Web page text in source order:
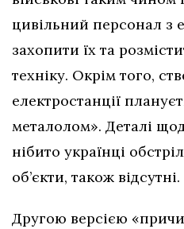
цивільний персонал з
захопити їх та
техніку. Окрім того,
електростанції
металолом». Деталі
нібито українці
об’єкти, також відсутні.
Другою версією